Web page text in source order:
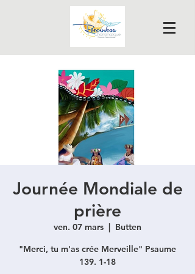
Journée Mondiale de
prière
ven. 07 mars
  |
Butten
"Merci, tu m'as crée Merveille" Psaume
139. 1-18